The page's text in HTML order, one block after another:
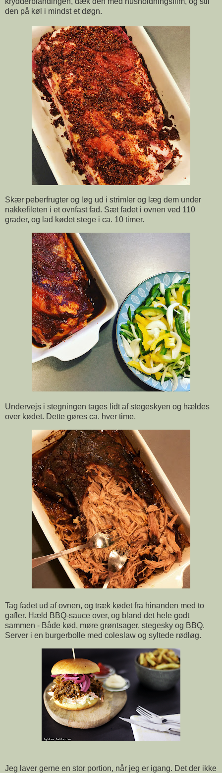
den på køl i mindst et døgn.
Skær peberfrugter og løg ud i strimler og læg dem under
nakkefileten i et ovnfast fad. Sæt fadet i ovnen ved 110
grader, og lad kødet stege i ca. 10 timer.
Undervejs i stegningen tages lidt af stegeskyen og hældes
over kødet. Dette gøres ca. hver time.
Tag fadet ud af ovnen, og træk kødet fra hinanden med to
gafler. Hæld BBQ-sauce over, og bland det hele godt
sammen - Både kød, møre grøntsager, stegesky og BBQ.
Server i en burgerbolle med coleslaw og syltede rødløg.
Jeg laver gerne en stor portion, når jeg er igang. Det der ikke